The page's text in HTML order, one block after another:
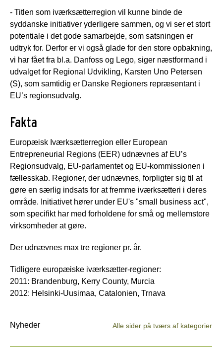
- Titlen som iværksætterregion vil kunne binde de
syddanske initiativer yderligere sammen, og vi ser et stort
potentiale i det gode samarbejde, som satsningen er
udtryk for. Derfor er vi også glade for den store opbakning,
vi har fået fra bl.a. Danfoss og Lego, siger næstformand i
udvalget for Regional Udvikling, Karsten Uno Petersen
(S), som samtidig er Danske Regioners repræsentant i
EU’s regionsudvalg.
Fakta
Europæisk Iværksætterregion eller European
Entrepreneurial Regions (EER) udnævnes af EU’s
Regionsudvalg, EU-parlamentet og EU-kommissionen i
fællesskab. Regioner, der udnævnes, forpligter sig til at
gøre en særlig indsats for at fremme iværksætteri i deres
område. Initiativet hører under EU's "small business act",
som specifikt har med forholdene for små og mellemstore
virksomheder at gøre.
Der udnævnes max tre regioner pr. år.
Tidligere europæiske iværksætter-regioner:
2011: Brandenburg, Kerry County, Murcia
2012: Helsinki-Uusimaa, Catalonien, Trnava
Nyheder Alle sider på tværs af kategorier